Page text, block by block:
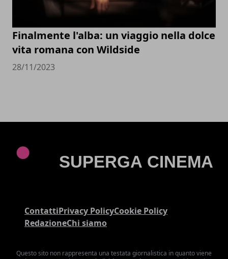
Finalmente l'alba: un viaggio nella dolce
vita romana con Wildside
28/11/2023
ContattiPrivacy PolicyCookie Policy
RedazioneChi siamo
Questo sito non rappresenta una testata giornalistica in quanto viene